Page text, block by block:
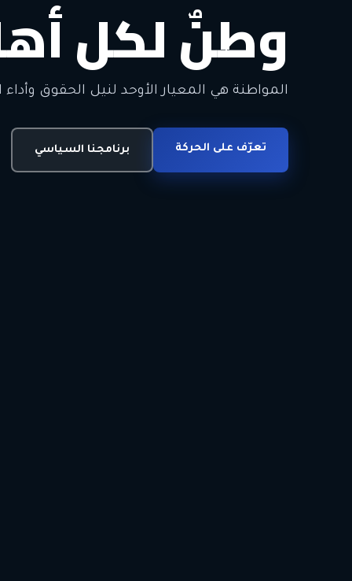
وطنٌ لكل
المواطنة هي المعيار الأوحد لنيل الحقوق وأداء
تعرّف على الحركة برنامجنا السياسي
معاً من أجل
الحرية • الوحدة • السلام • الديمقراطية
انضم للحركة اتصل بنا